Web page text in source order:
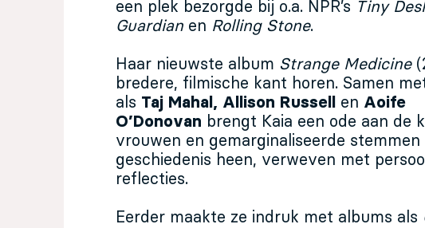
een plek bezorgde bij o.a. NPR’s Tiny
Guardian en Rolling Stone.
Haar nieuwste album Strange Medicine
bredere, filmische kant horen. Samen
als Taj Mahal, Allison Russell en Aoife
O’Donovan brengt Kaia een ode aan de
vrouwen en gemarginaliseerde stemmen
geschiedenis heen, verweven met
reflecties.
Eerder maakte ze indruk met albums als